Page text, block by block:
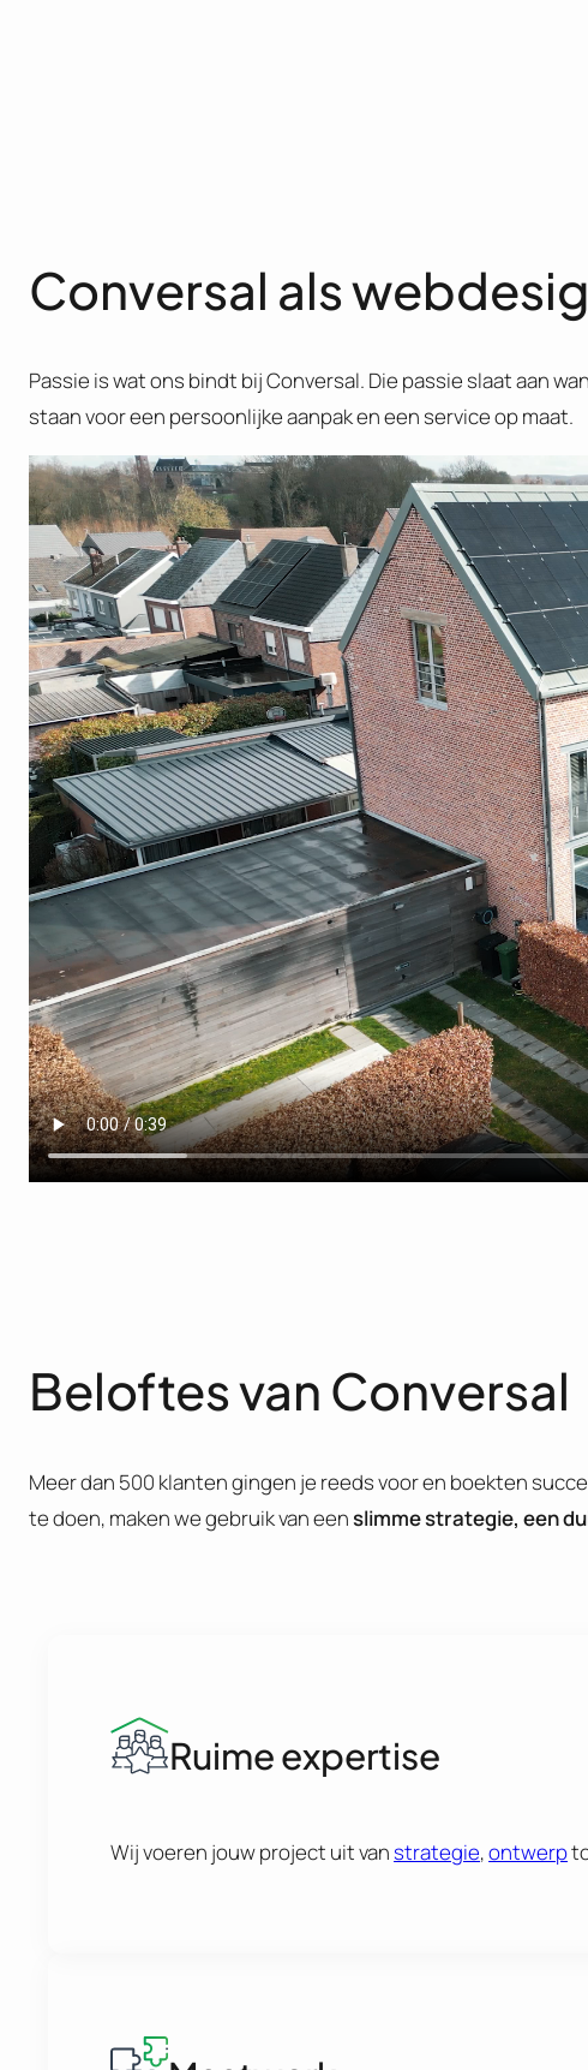
Conversal als
Passie is wat ons bindt bij Conversal. Die passie slaat aan
staan voor een persoonlijke aanpak en een service op maat.
Beloftes van Conversal
Meer dan 500 klanten gingen je reeds voor en boekten
te doen, maken we gebruik van eenslimme strategie, een
Ruime expertise
Wij voeren jouw project uit van strategie,ontwerp